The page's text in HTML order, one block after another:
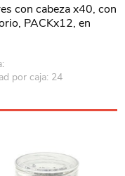
con cabeza x40, con
PACKx12, en
por caja: 24